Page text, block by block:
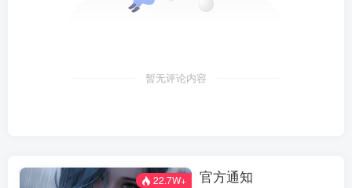
暂无评论内容
22.7W+ 官方通知